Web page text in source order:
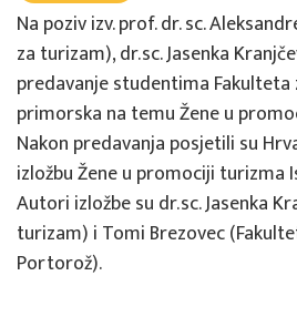
Na poziv izv. prof. dr. sc.
za turizam), dr.sc. Jasenka
predavanje studentima
primorska na temu Žene u
Nakon predavanja posjetili su
izložbu Žene u promociji turizma
Autori izložbe su dr.sc. Jasenka
turizam) i Tomi Brezovec
Portorož).